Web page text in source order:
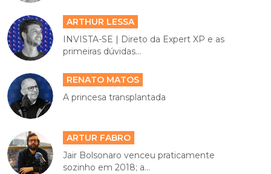
ARTHUR LESSA
INVISTA-SE | Direto da Expert XP e as
primeiras dúvidas...
RENATO MATOS
A princesa transplantada
ARTUR FABRO
Jair Bolsonaro venceu praticamente
sozinho em 2018; a...